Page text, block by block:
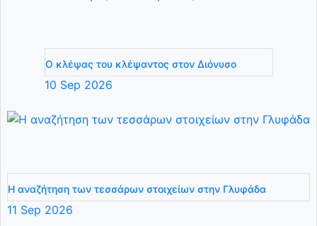
Ο κλέψας του κλέψαντος στον Διόνυσο
10 Sep 2026
Η αναζήτηση των τεσσάρων στοιχείων στην Γλυφάδα
11 Sep 2026